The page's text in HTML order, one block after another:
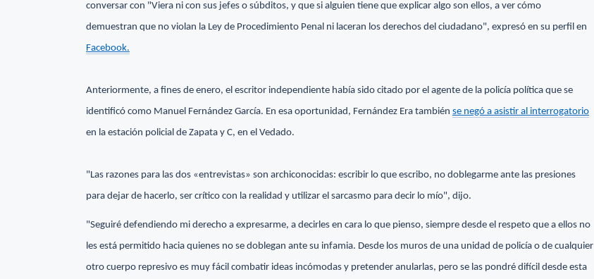
conversar con "Viera ni con sus jefes o súbditos, y que si alguien tiene que explicar algo son ellos, a ver cómo
demuestran que no violan la Ley de Procedimiento Penal ni laceran los derechos del ciudadano", expresó en su perfil en
Facebook.
Anteriormente, a fines de enero, el escritor independiente había sido citado por el agente de la policía política que se
identificó como Manuel Fernández García. En esa oportunidad, Fernández Era también se negó a asistir al interrogatorio
en la estación policial de Zapata y C, en el Vedado.
"Las razones para las dos «entrevistas» son archiconocidas: escribir lo que escribo, no doblegarme ante las presiones
para dejar de hacerlo, ser crítico con la realidad y utilizar el sarcasmo para decir lo mío", dijo.
"Seguiré defendiendo mi derecho a expresarme, a decirles en cara lo que pienso, siempre desde el respeto que a ellos no
les está permitido hacia quienes no se doblegan ante su infamia. Desde los muros de una unidad de policía o de cualquier
otro cuerpo represivo es muy fácil combatir ideas incómodas y pretender anularlas, pero se las pondré difícil desde esta